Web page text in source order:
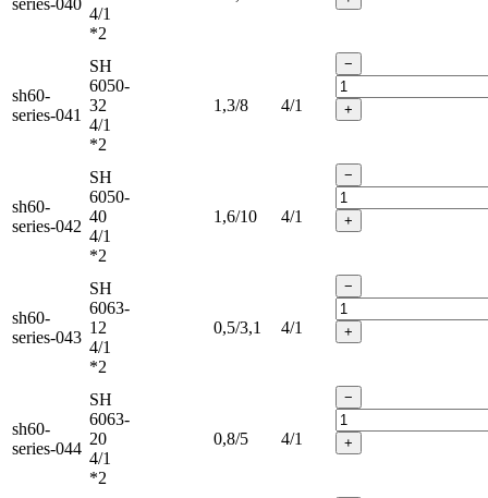
4/1
*2
sh60-
series-041
SH
6050-
32
4/1
*2
1,3/8 4/1
−
+
sh60-
series-042
SH
6050-
40
4/1
*2
1,6/10 4/1
−
+
sh60-
series-043
SH
6063-
12
4/1
*2
0,5/3,1 4/1
−
+
sh60-
series-044
SH
6063-
20
4/1
*2
0,8/5 4/1
−
+